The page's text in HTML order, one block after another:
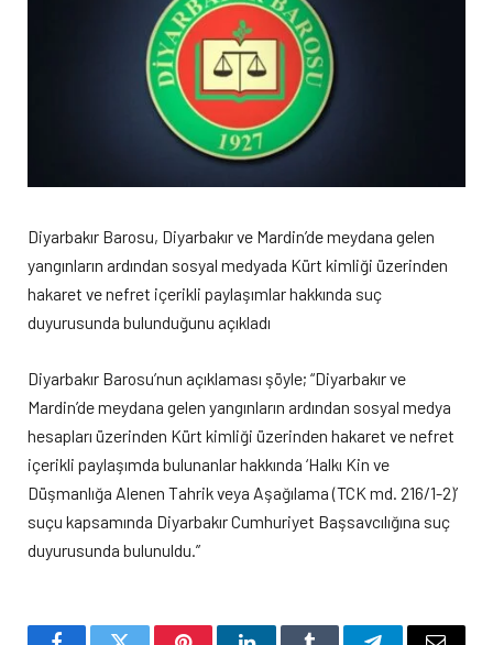
Diyarbakır Barosu, Diyarbakır ve Mardin’de meydana gelen
yangınların ardından sosyal medyada Kürt kimliği üzerinden
hakaret ve nefret içerikli paylaşımlar hakkında suç
duyurusunda bulunduğunu açıkladı
Diyarbakır Barosu’nun açıklaması şöyle; “Diyarbakır ve
Mardin’de meydana gelen yangınların ardından sosyal medya
hesapları üzerinden Kürt kimliği üzerinden hakaret ve nefret
içerikli paylaşımda bulunanlar hakkında ‘Halkı Kin ve
Düşmanlığa Alenen Tahrik veya Aşağılama (TCK md. 216/1-2)’
suçu kapsamında Diyarbakır Cumhuriyet Başsavcılığına suç
duyurusunda bulunuldu.”